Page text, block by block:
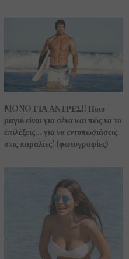
MONO ΓΙΑ ΑΝΤΡΕΣ!! Ποιο
μαγιό είναι για σένα και πώς να το
επιλέξεις… για να εντυπωσιάσεις
στις παραλίες! (φωτογραφίες)